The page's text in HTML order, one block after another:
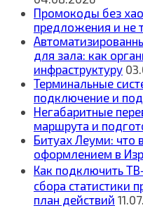
Промокоды без
предложения и не
для зала: как
инфраструктуру
Терминальные
подключение и
Негабаритные
маршрута и
Битуах Леуми: что
оформлением в
Как подключить
сбора статистики
план действий